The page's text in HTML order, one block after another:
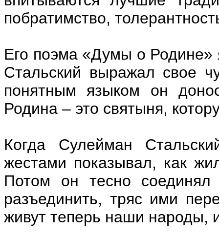
побратимство,
Его поэма «Думы о Родине»
Стальский выражал свое
понятным языком он
Родина – это святыня,
Когда Сулейман
жестами показывал, как
Потом он тесно
разъединить, тряс ими
живут теперь наши народы,